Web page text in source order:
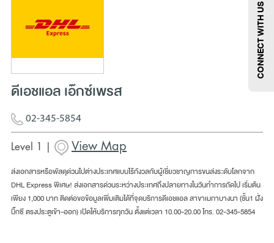
แฟชั่น@Megabangna
CONNECT WITH US
ดีเอชแอล เอ๊กซ์เพรส
02-345-5854
Level 1 | View Map
ส่งเอกสารหรือพัสดุด่วนไปต่างประเทศแบบไร้กังวลกับผู้เชี่ยวชาญการขนส่งระดับโลกจาก
DHL Express พิเศษ! ส่งเอกสารด่วนระหว่างประเทศถึงปลายทางในวันทำการถัดไป เริ่มต้น
เพียง 1,000 บาท ติดต่อขอข้อมูลเพิ่มเติมได้ที่จุดบริการดีเอชแอล สาขาเมกาบางนา (ชั้น1 ฝั่ง
บิ๊กซี ตรงประตูเข้า-ออก) เปิดให้บริการทุกวัน ตั้งแต่เวลา 10.00-20.00 โทร. 02-345-5854